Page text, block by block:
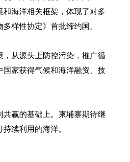
海洋相关框架，体现了对多
样性协定》首批缔约国。
从源头上防控污染，推广循
家获得气候和海洋融资、技
赢的基础上。柬埔寨期待继
续利用的海洋。